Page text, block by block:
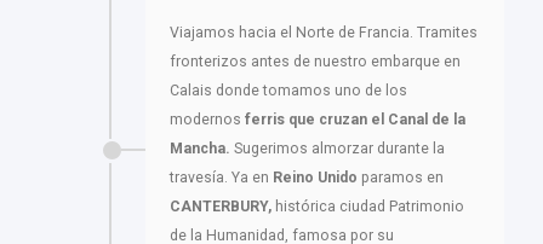
Viajamos hacia el Norte de Francia. Tramites
fronterizos antes de nuestro embarque en
Calais donde tomamos uno de los
modernos ferris que cruzan el Canal de la
Mancha. Sugerimos almorzar durante la
travesía. Ya en Reino Unido paramos en
CANTERBURY, histórica ciudad Patrimonio
de la Humanidad, famosa por su